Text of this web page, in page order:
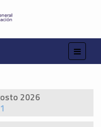
2026